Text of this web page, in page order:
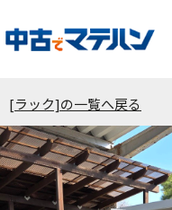
[ラック]の一覧へ戻る